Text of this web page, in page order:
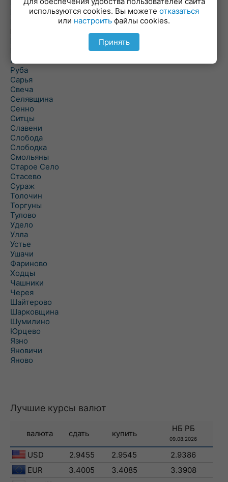
Повятье
Погоща
Подсвилье
Полоцк
Поставы
Прозороки
Россоны
Руба
Сарья
Свеча
Селявщина
Сенно
Ситцы
Славени
Слобода
Слободка
Смольяны
Старое Село
Стасево
Сураж
Толочин
Торгуны
Тулово
Удело
Улла
Устье
Ушачи
Фариново
Ходцы
Чашники
Черея
Шайтерово
Шарковщина
Шумилино
Юрцево
Язно
Яновичи
Яново
Лучшие курсы валют
валюта сдать купить
НБ РБ
09.08.2026
USD 2.9455 2.9545
2.9386
EUR
3.4005 3.4085
3.3908
используются cookies. Вы можете отказаться
или настроить файлы cookies.
Принять